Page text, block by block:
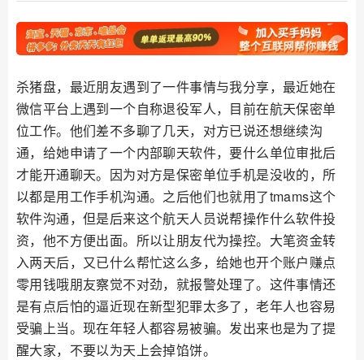
杀猪盘，最近朋友遇到了一件事情与我分享，最近她在
微信平台上遇到一个自称退役军人，目前在航天保密单
位工作。他们差不多聊了几天，对方已说还想继续沟
通，给她申请了一个内部聊天软件，要什么单位审批后
才能开通聊天。因为对方是保密单位手机是没收的，所
以都是用工作手机沟通。之后他们也就用了tmams这个
软件沟通，但是后来这个航天人员说帮操作什么软件投
资，他不方便出面。所以让朋友代为操控。大笔资金转
入两天后，又已什么帮忙这么多，给她也开个账户赚点
零用钱哦朋友察觉不对劲，就报警处理了。这件事情还
是有点后怕的逼近现在新型犯罪太多了，老年人也容易
受骗上当。现在年轻人都容易被骗。发出来也是为了提
醒大家，不要以为天上会掉馅饼。